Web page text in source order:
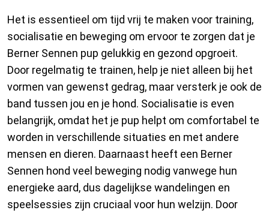
Het is essentieel om tijd vrij te maken voor training,
socialisatie en beweging om ervoor te zorgen dat je
Berner Sennen pup gelukkig en gezond opgroeit.
Door regelmatig te trainen, help je niet alleen bij het
vormen van gewenst gedrag, maar versterk je ook de
band tussen jou en je hond. Socialisatie is even
belangrijk, omdat het je pup helpt om comfortabel te
worden in verschillende situaties en met andere
mensen en dieren. Daarnaast heeft een Berner
Sennen hond veel beweging nodig vanwege hun
energieke aard, dus dagelijkse wandelingen en
speelsessies zijn cruciaal voor hun welzijn. Door